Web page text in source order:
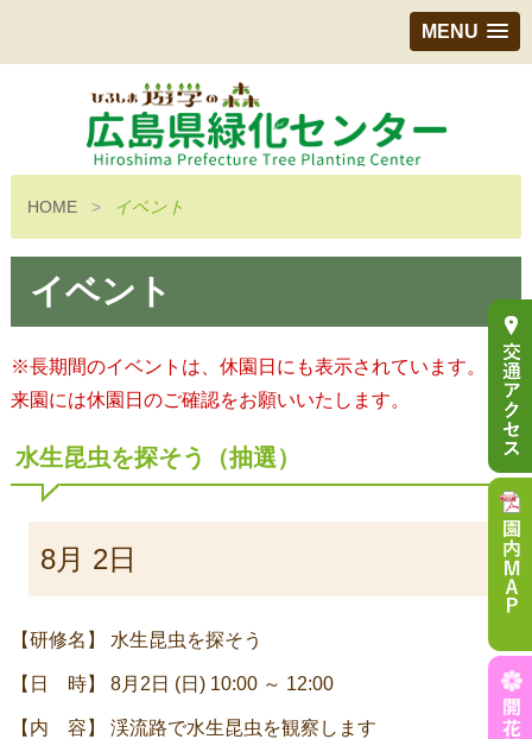
MENU
HOME イベント
イベント
※長期間のイベントは、休園日にも表示されています。ご
来園には休園日のご確認をお願いいたします。
水生昆虫を探そう（抽選）
8月 2日
Event
【研修名】 水生昆虫を探そう
【日 時】 8月2日 (日) 10:00 ～ 12:00
【内 容】 渓流路で水生昆虫を観察します